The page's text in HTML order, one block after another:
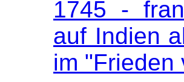
1745 -
auf Indien
im "Frieden